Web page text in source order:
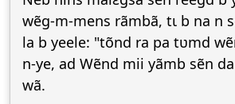
wẽg-m-mens rãmbã, tɩ b na n
la b yeele: "tõnd ra pa tʋmd
n-ye, ad Wẽnd mii yãmb sẽn
wã.